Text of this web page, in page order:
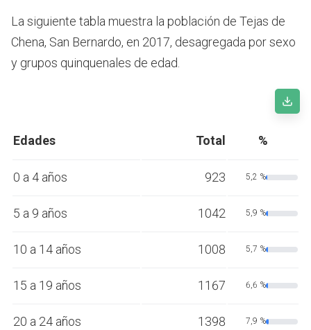
La siguiente tabla muestra la población de Tejas de
Chena, San Bernardo, en 2017, desagregada por sexo
y grupos quinquenales de edad.
Edades Total %
0 a 4 años 923 5,2 %
5 a 9 años 1042 5,9 %
10 a 14 años 1008 5,7 %
15 a 19 años 1167 6,6 %
20 a 24 años 1398 7,9 %